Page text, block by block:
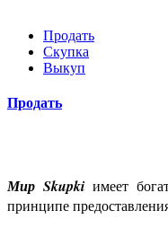
Продать
Скупка
Выкуп
Продать
Мир Skupki имеет
принципе